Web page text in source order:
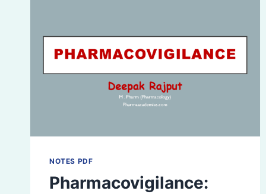
NOTES PDF
Pharmacovigilance: